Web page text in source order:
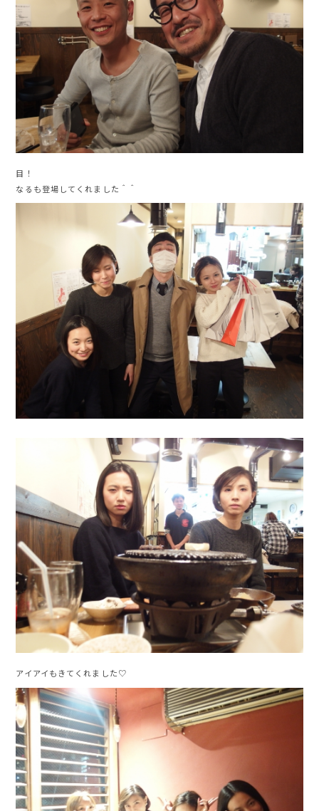
目！
なるも登場してくれました＾＾
アイアイもきてくれました♡